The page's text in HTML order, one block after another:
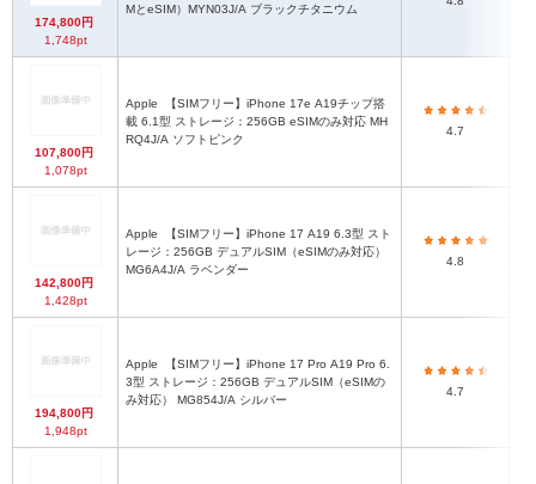
174,800円
1,748pt
MとeSIM）MYN03J/A ブラックチタニウム
107,800円
1,078pt
Apple
載 6.1型 ストレージ：256GB eSIMのみ対応 MH
RQ4J/A ソフトピンク
4.7
142,800円
1,428pt
Apple
レージ：256GB デュアルSIM（eSIMのみ対応）
MG6A4J/A ラベンダー
4.8
194,800円
1,948pt
Apple
3型 ストレージ：256GB デュアルSIM（eSIMの
み対応） MG854J/A シルバー
4.7